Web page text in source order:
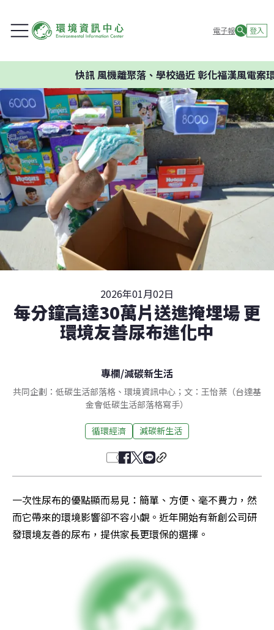
電子報 登入
風機離聚落、學校過近 彰化福漢風電案環委
2026年01月02日
每分鐘高達30萬片送進掩埋場 更
環境友善尿布進化中
專欄/減碳新生活
共同企劃：低碳生活部落格、環境資訊中心；文：王怡棻（台達基
金會低碳生活部落格寫手）
循環經濟 減碳新生活
一次性尿布的優點顯而易見：簡單、方便、毫不費力，然
而它帶來的環境影響卻不容小覷。近年開始有新創公司研
發環境友善的尿布，提供家長更環保的選擇。